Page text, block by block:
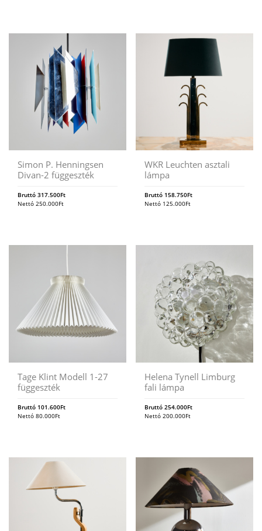
Simon P. Henningsen
Divan-2 függeszték
Bruttó 317.500Ft
Nettó 250.000Ft
WKR Leuchten asztali
lámpa
Bruttó 158.750Ft
Nettó 125.000Ft
Tage Klint Modell 1-27
függeszték
Bruttó 101.600Ft
Nettó 80.000Ft
Helena Tynell Limburg
fali lámpa
Bruttó254.000Ft
Nettó200.000Ft